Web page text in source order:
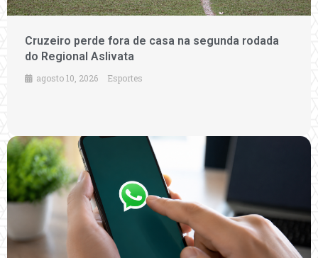
Cruzeiro perde fora de casa na segunda rodada
do Regional Aslivata
agosto 10, 2026 Esportes